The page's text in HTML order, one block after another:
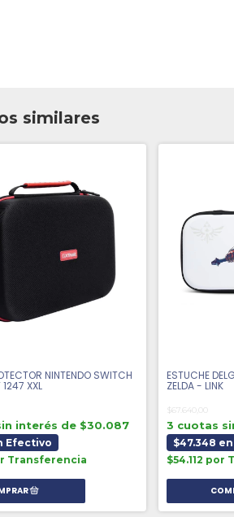
similares
NINTENDO SWITCH
XXL
interés de $30.087
Efectivo
Transferencia
ESTUCHE
ZELDA - LINK
$67.640,00
3 cuotas
$47.348
$54.112 por